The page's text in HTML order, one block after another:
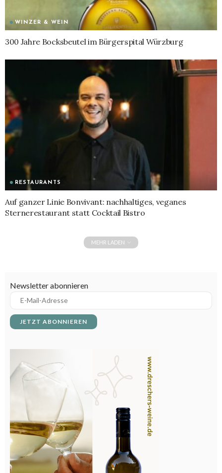
WINZER & WEIN
300 Jahre Bocksbeutel im Bürgerspital Würzburg
RESTAURANTS
Auf ganzer Linie Bonvivant: nachhaltiges, veganes
Sternerestaurant statt Cocktail Bistro
MEHR LADEN
Newsletter abonnieren